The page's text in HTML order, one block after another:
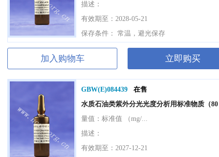
描述：
有效期至：2028-05-21
保存条件： 常温，避光保存
加入购物车 立即购买
GBW(E)084439
在售
水质石油类紫外分光光度分析用标准物质（
量值： 标准值 （mg/...
描述：
有效期至：2027-12-21